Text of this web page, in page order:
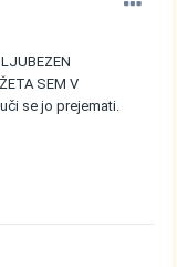
SEM V
se jo prejemati.